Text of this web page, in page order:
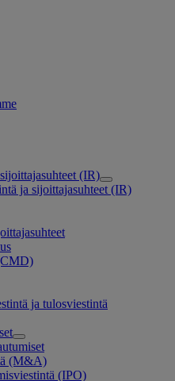
(IR)
ja sijoittajasuhteet (IR)
ja tulosviestintä
(M&A)
(IPO)